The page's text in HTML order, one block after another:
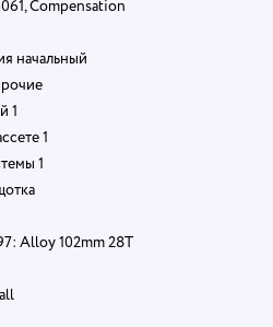
Compensation
начальный
1
1
1
Alloy 102mm 28T